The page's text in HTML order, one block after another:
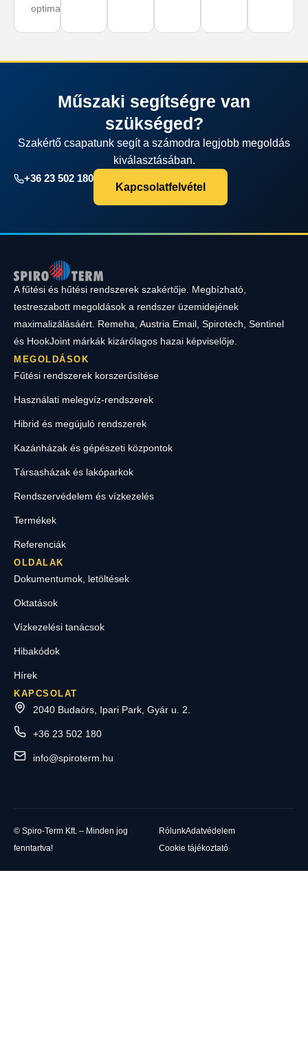
optimalizált.
Műszaki segítségre van
szükséged?
Szakértő csapatunk segít a számodra legjobb megoldás
kiválasztásában.
+36 23 502 180
Kapcsolatfelvétel
A fűtési és hűtési rendszerek szakértője. Megbízható,
testreszabott megoldások a rendszer üzemidejének
maximalizálásáért. Remeha, Austria Email, Spirotech, Sentinel
és HookJoint márkák kizárólagos hazai képviselője.
MEGOLDÁSOK
Fűtési rendszerek korszerűsítése
Használati melegvíz-rendszerek
Hibrid és megújuló rendszerek
Kazánházak és gépészeti központok
Társasházak és lakóparkok
Rendszervédelem és vízkezelés
Termékek
Referenciák
OLDALAK
Dokumentumok, letöltések
Oktatások
Vízkezelési tanácsok
Hibakódok
Hírek
KAPCSOLAT
2040 Budaörs, Ipari Park, Gyár u. 2.
+36 23 502 180
info@spiroterm.hu
© Spiro-Term Kft. – Minden jog
fenntartva!
RólunkAdatvédelem
Cookie tájékoztató